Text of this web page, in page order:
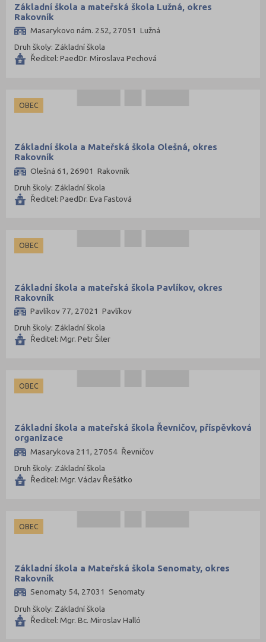
Základní škola a mateřská škola Lužná, okres
Rakovník
Masarykovo nám. 252, 27051 Lužná
Druh školy: Základní škola
Ředitel: PaedDr. Miroslava Pechová
OBEC
Základní škola a Mateřská škola Olešná, okres
Rakovník
Olešná 61, 26901 Rakovník
Druh školy: Základní škola
Ředitel: PaedDr. Eva Fastová
OBEC
Základní škola a mateřská škola Pavlíkov, okres
Rakovník
Pavlíkov 77, 27021 Pavlíkov
Druh školy: Základní škola
Ředitel: Mgr. Petr Šiler
OBEC
Základní škola a mateřská škola Řevničov, příspěvková
organizace
Masarykova 211, 27054 Řevničov
Druh školy: Základní škola
Ředitel: Mgr. Václav Řešátko
OBEC
Základní škola a Mateřská škola Senomaty, okres
Rakovník
Senomaty 54, 27031 Senomaty
Druh školy: Základní škola
Ředitel: Mgr. Bc. Miroslav Halló